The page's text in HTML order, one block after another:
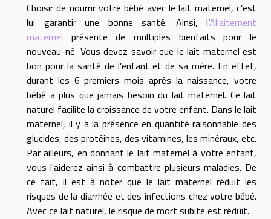
Choisir de nourrir votre bébé avec le lait maternel, c’est
lui garantir une bonne santé. Ainsi, l’Allaitement
maternel présente de multiples bienfaits pour le
nouveau-né. Vous devez savoir que le lait maternel est
bon pour la santé de l’enfant et de sa mère. En effet,
durant les 6 premiers mois après la naissance, votre
bébé a plus que jamais besoin du lait maternel. Ce lait
naturel facilite la croissance de votre enfant. Dans le lait
maternel, il y a la présence en quantité raisonnable des
glucides, des protéines, des vitamines, les minéraux, etc.
Par ailleurs, en donnant le lait maternel à votre enfant,
vous l'aiderez ainsi à combattre plusieurs maladies. De
ce fait, il est à noter que le lait maternel réduit les
risques de la diarrhée et des infections chez votre bébé.
Avec ce lait naturel, le risque de mort subite est réduit.